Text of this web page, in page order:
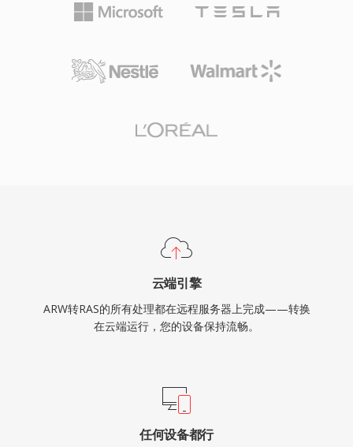
云端引擎
ARW转RAS的所有处理都在远程服务器上完成——转换
在云端运行，您的设备保持流畅。
任何设备都行